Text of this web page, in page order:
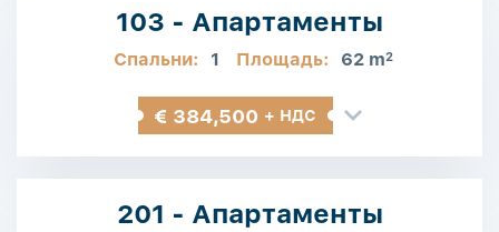
103 - Апартаменты
Спальни: 1 Площадь: 62 m2
€ 384,500 + НДС
201 - Апартаменты